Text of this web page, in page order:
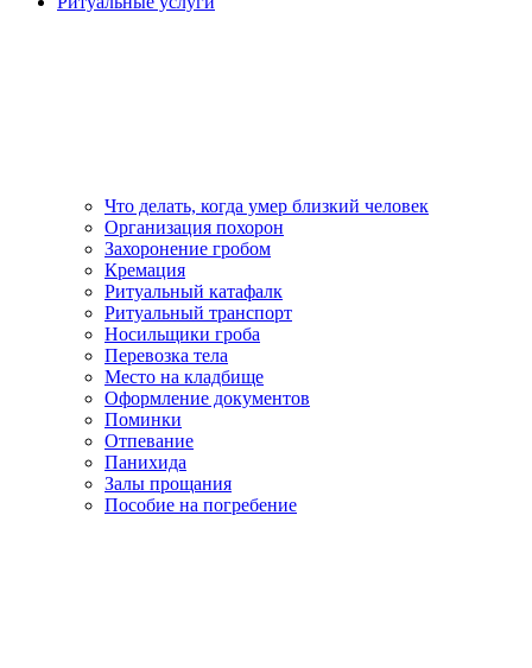
Что делать, когда умер близкий человек
Организация похорон
Захоронение гробом
Кремация
Ритуальный катафалк
Ритуальный транспорт
Носильщики гроба
Перевозка тела
Место на кладбище
Оформление документов
Поминки
Отпевание
Панихида
Залы прощания
Пособие на погребение